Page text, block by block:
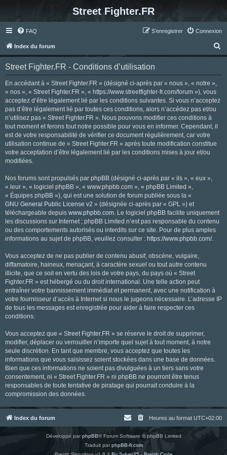
Street Fighter.FR
FAQ Connexion
S’enregistrer
Index du forum
e
Street Fighter.FR - Conditions d’utilisation
En accédant à « Street Fighter.FR » (désigné ci-après par « nous », « notre »,
« nos », « Street Fighter.FR », « https://www.streetfighter-fr.com/forum »), vous
acceptez d’être légalement lié par les conditions suivantes. Si vous n’acceptez
pas d’être légalement lié par toutes ces conditions, alors n’accédez pas et/ou
n’utilisez pas « Street Fighter.FR ». Nous pouvons modifier ces conditions à
tout moment et ferons tout notre possible pour vous en informer. Cependant, il
est de votre responsabilité de vérifier ce document régulièrement, car votre
utilisation continue de « Street Fighter.FR » après toute modification constitue
votre acceptation d’être légalement lié par les conditions mises à jour et/ou
modifiées.
Nos forums sont propulsés par phpBB (désigné ci-après par « ils », « eux »,
« leur », « logiciel phpBB », « www.phpbb.com », « phpBB Limited »,
« Équipes phpBB »), qui est une solution de forum publiée sous la «
GNU General Public License v2 » (désignée ci-après par « GPL ») et
téléchargeable depuis www.phpbb.com. Le logiciel phpBB facilite uniquement
les discussions sur Internet ; phpBB Limited n’est pas responsable du contenu
ou des comportements autorisés ou interdits sur ce site. Pour de plus amples
informations au sujet de phpBB, veuillez consulter : https://www.phpbb.com/.
Vous acceptez de ne pas publier de contenu abusif, obscène, vulgaire,
diffamatoire, haineux, menaçant, à caractère sexuel ou tout autre contenu
illicite, que ce soit en vertu des lois de votre pays, du pays où « Street
Fighter.FR » est hébergé ou du droit international. Une telle action peut
entraîner votre bannissement immédiat et permanent, avec une notification à
votre fournisseur d’accès à Internet si nous le jugeons nécessaire. L’adresse IP
de tous les messages est enregistrée pour aider à faire respecter ces
conditions.
Vous acceptez que « Street Fighter.FR » se réserve le droit de supprimer,
modifier, déplacer ou verrouiller n’importe quel sujet à tout moment, à notre
seule discrétion. En tant que membre, vous acceptez que toutes les
informations que vous saisissez soient stockées dans une base de données.
Bien que ces informations ne soient pas divulguées à un tiers sans votre
consentement, ni « Street Fighter.FR » ni phpBB ne pourront être tenus
responsables de toute tentative de piratage qui pourrait conduire à la
compromission des données.
Index du forum Heures au format UTC+02:00
Développé parphpBB® Forum Software © phpBB Limited
Traduit parphpBB-fr.com